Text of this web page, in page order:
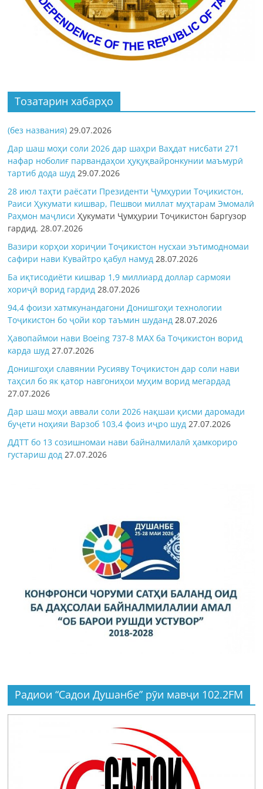
Тозатарин хабарҳо
(без названия) 29.07.2026
Дар шаш моҳи соли 2026 дар шаҳри Ваҳдат нисбати 271
нафар ноболиғ парвандаҳои ҳуқуқвайронкунии маъмурӣ
тартиб дода шуд 29.07.2026
28 июл таҳти раёсати Президенти Ҷумҳурии Тоҷикистон,
Раиси Ҳукумати кишвар, Пешвои миллат муҳтарам Эмомалӣ
Раҳмон маҷлисиҲукумати Ҷумҳурии Тоҷикистон баргузор
гардид.28.07.2026
Вазири корҳои хориҷии Тоҷикистон нусхаи эътимодномаи
сафири нави Кувайтро қабул намуд 28.07.2026
Ба иқтисодиёти кишвар 1,9 миллиард доллар сармояи
хориҷӣ ворид гардид 28.07.2026
94,4 фоизи хатмкунандагони Донишгоҳи технологии
Тоҷикистон бо ҷойи кор таъмин шуданд 28.07.2026
Ҳавопаймои нави Boeing 737-8 MAX ба Тоҷикистон ворид
карда шуд 27.07.2026
Донишгоҳи славянии Русияву Тоҷикистон дар соли нави
таҳсил бо як қатор навгониҳои муҳим ворид мегардад
27.07.2026
Дар шаш моҳи аввали соли 2026 нақшаи қисми даромади
буҷети ноҳияи Варзоб 103,4 фоиз иҷро шуд 27.07.2026
ДДТТ бо 13 созишномаи нави байналмилалӣ ҳамкориро
густариш дод 27.07.2026
Радиои “Садои Душанбе” рӯи мавҷи 102.2FM